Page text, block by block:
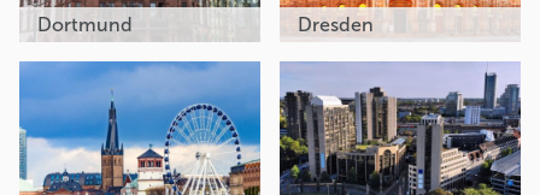
Dortmund Dresden